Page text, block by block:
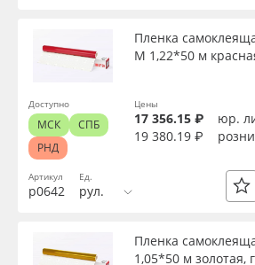
Артикул
р0642
Пленка
M 1,22*50 м
Ед.
рул.
Цены
17 356.15 ₽
юр.
19 380.19 ₽
Доступно
МСК
СПБ
РНД
Пленка
1,05*50 м золотая,